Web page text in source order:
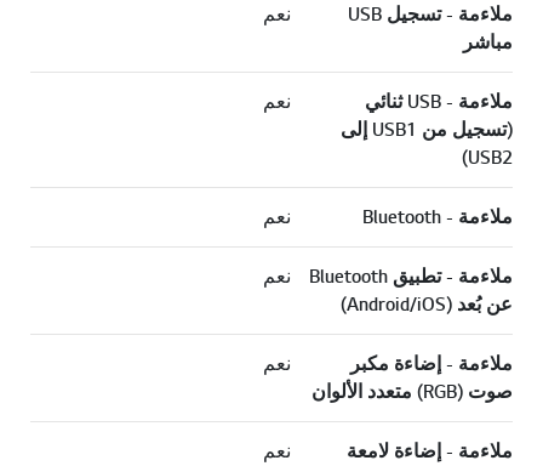
ملاءمة - تسجيل USB
مباشر
نعم
ملاءمة - USB ثنائي
(تسجيل من USB1 إلى
USB2)
نعم
ملاءمة - Bluetooth نعم
ملاءمة - تطبيق Bluetooth
عن بُعد (Android/iOS)
نعم
ملاءمة - إضاءة مكبر
صوت (RGB) متعدد الألوان
نعم
ملاءمة - إضاءة لامعة نعم